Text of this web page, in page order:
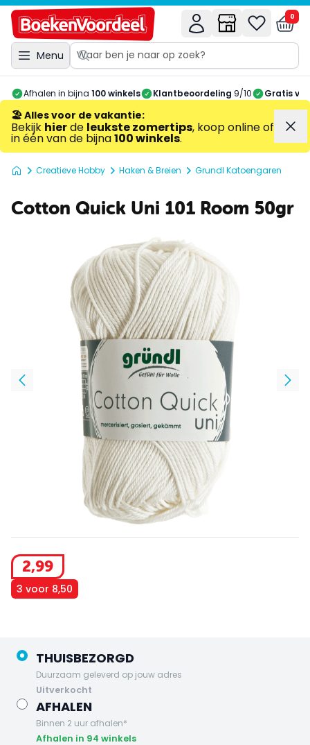
Menu
0
Afhalen in bijna 100 winkels Klantbeoordeling 9/10 Gratis
🏖️ Alles voor de vakantie:
Bekijk hierde leukste zomertips, koop online of
in één van de bijna100 winkels.
Creatieve Hobby Haken & Breien Grundl Katoengaren
Cotton Quick Uni 101 Room 50gr
2,99
3 voor 8,50
THUISBEZORGD
Duurzaam geleverd op jouw adres
uitverkocht
AFHALEN
Binnen 2 uur afhalen*
Afhalen in 94 winkels